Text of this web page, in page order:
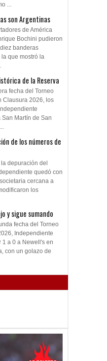
...
son Argentinas
de América
Bochini pudieron
banderas
que mostró la
de la Reserva
fecha del Torneo
Clausura 2026, los
Martín de San
de los números de
depuración del
quedó con
cercana a
los
y sigue sumando
fecha del Torneo
Independiente
1 a 0 a Newell's en
con un golazo de